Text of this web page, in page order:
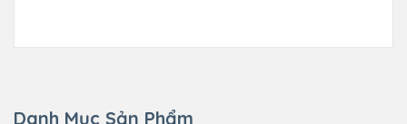
Danh Mục Sản Phẩm